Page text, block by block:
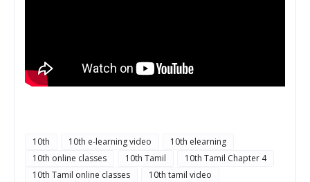
10th 10th e-learning video
10th elearning
10th online classes
10th Tamil
10th Tamil Chapter 4
10th Tamil online classes
10th tamil video